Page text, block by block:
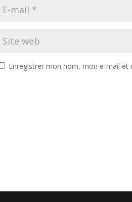
Enregistrer mon nom, mon e-mail